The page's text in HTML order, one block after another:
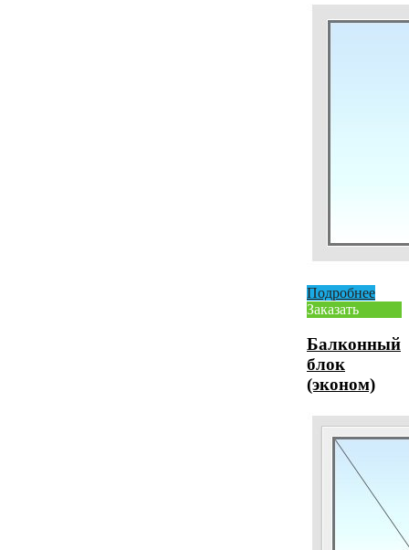
Подробнее
Заказать
Балконный
блок
(эконом)